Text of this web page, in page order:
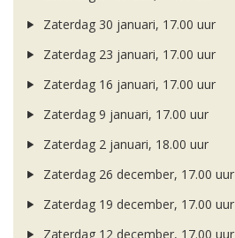
Zaterdag 30 januari, 17.00 uur
Zaterdag 23 januari, 17.00 uur
Zaterdag 16 januari, 17.00 uur
Zaterdag 9 januari, 17.00 uur
Zaterdag 2 januari, 18.00 uur
Zaterdag 26 december, 17.00 uur
Zaterdag 19 december, 17.00 uur
Zaterdag 12 december, 17.00 uur